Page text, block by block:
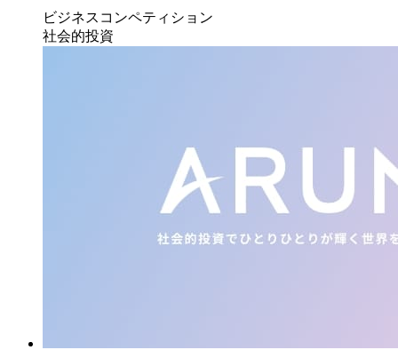
ビジネスコンペティション
社会的投資